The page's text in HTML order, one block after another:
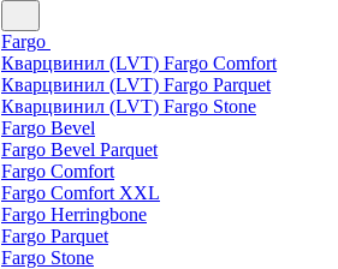
Fargo
Кварцвинил (LVT) Fargo Comfort
Кварцвинил (LVT) Fargo Parquet
Кварцвинил (LVT) Fargo Stone
Fargo Bevel
Fargo Bevel Parquet
Fargo Comfort
Fargo Comfort XXL
Fargo Herringbone
Fargo Parquet
Fargo Stone